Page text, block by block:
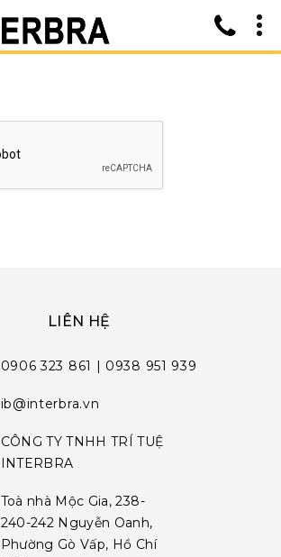
LIÊN HỆ
0906 323 861 | 0938 951 939
ib@interbra.vn
CÔNG TY TNHH TRÍ TUỆ
INTERBRA
Toà nhà Mộc Gia, 238-
240-242 Nguyễn Oanh,
Phường Gò Vấp, Hồ Chí